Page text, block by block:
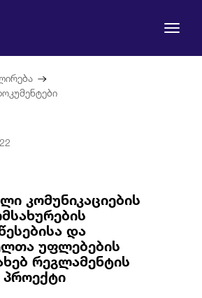
კომუნიკაციების
და
უფლებების
რეგლამენტის